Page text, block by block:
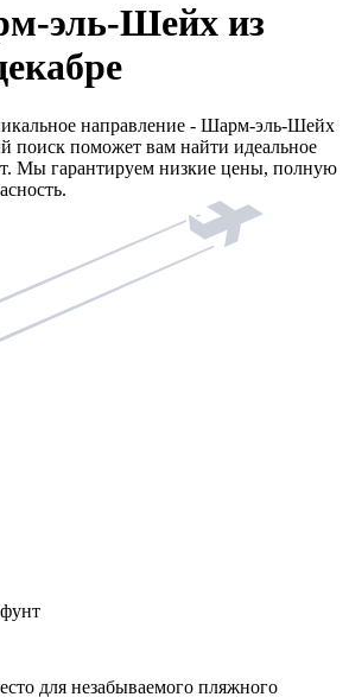
эль-Шейх из
направление - Шарм-эль-Шейх
поиск поможет вам найти идеальное
Мы гарантируем низкие цены, полную
для незабываемого пляжного